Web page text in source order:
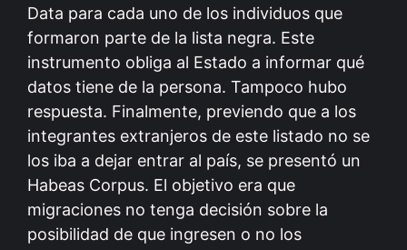
Data para cada uno de los individuos que
formaron parte de la lista negra. Este
instrumento obliga al Estado a informar qué
datos tiene de la persona. Tampoco hubo
respuesta. Finalmente, previendo que a los
integrantes extranjeros de este listado no se
los iba a dejar entrar al país, se presentó un
Habeas Corpus. El objetivo era que
migraciones no tenga decisión sobre la
posibilidad de que ingresen o no los